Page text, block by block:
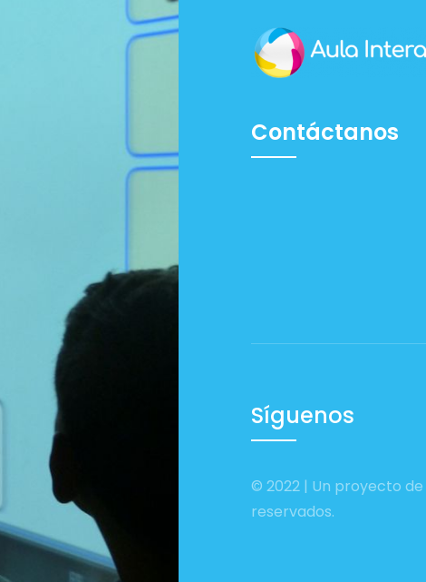
Contáctanos
Síguenos
© 2022 | Un proyecto de
reservados.